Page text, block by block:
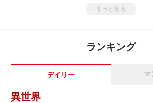
あるセシリア王女に転生していた！復讐を誓ったセ
は、前世の義弟である氷の貴公子エルヴィスと手を
もっと見る
ランキング
デイリー マ
異世界